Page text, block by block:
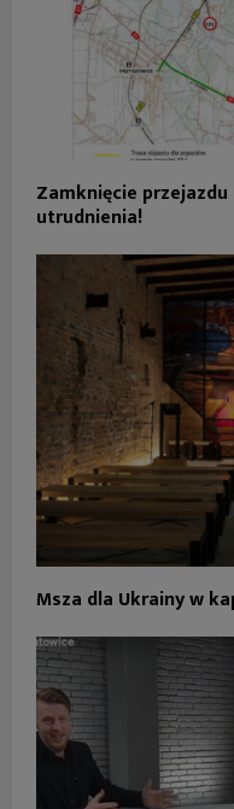
Zamknięcie
utrudnienia!
Msza dla Ukrainy w